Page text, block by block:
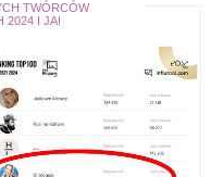
TWÓRCÓW
2024 I JA!